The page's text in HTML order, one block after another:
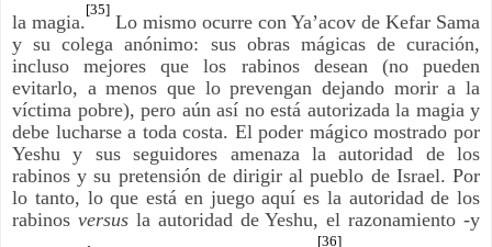
la magia.
[35]
Lo mismo ocurre con Ya’acov de Kefar Sama
y su colega anónimo: sus obras mágicas de curación,
incluso mejores que los rabinos desean (no pueden
evitarlo, a menos que lo prevengan dejando morir a la
víctima pobre), pero aún así no está autorizada la magia y
debe lucharse a toda costa. El poder mágico mostrado por
Yeshu y sus seguidores amenaza la autoridad de los
rabinos y su pretensión de dirigir al pueblo de Israel. Por
lo tanto, lo que está en juego aquí es la autoridad de los
rabinos versus la autoridad de Yeshu, el razonamiento -y
[36]